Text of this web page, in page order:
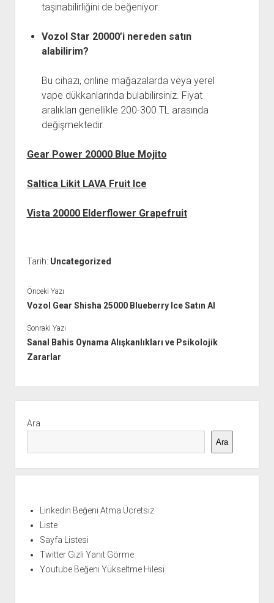
taşınabilirliğini de beğeniyor.
Vozol Star 20000’i nereden satın
alabilirim?
Bu cihazı, online mağazalarda veya yerel
vape dükkanlarında bulabilirsiniz. Fiyat
aralıkları genellikle 200-300 TL arasında
değişmektedir.
Gear Power 20000 Blue Mojito
Saltica Likit LAVA Fruit Ice
Vista 20000 Elderflower Grapefruit
Tarih: Uncategorized
Önceki Yazı
Vozol Gear Shisha 25000 Blueberry Ice Satın Al
Sonraki Yazı
Sanal Bahis Oynama Alışkanlıkları ve Psikolojik
Zararlar
Menü
Ara
Ara
Linkedin Beğeni Atma Ücretsiz
Liste
Sayfa Listesi
Twitter Gizli Yanıt Görme
Youtube Beğeni Yükseltme Hilesi